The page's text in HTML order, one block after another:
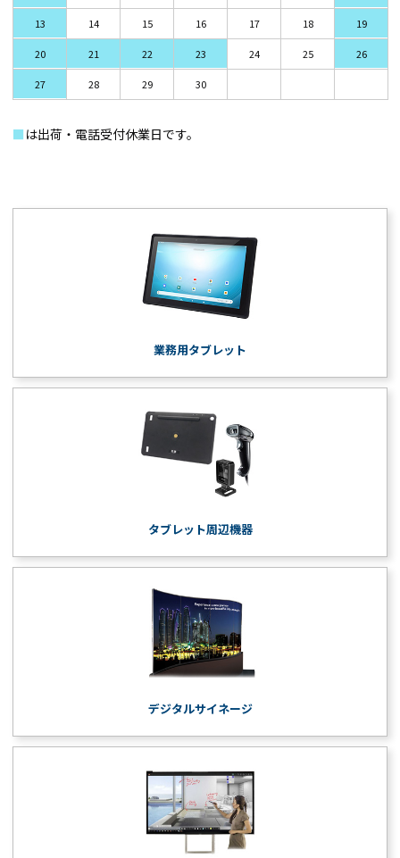
13 14 15 16 17 18 19
20 21 22 23 24 25 26
27 28 29 30
■ は出荷・電話受付休業日です。
業務用タブレット
タブレット周辺機器
デジタルサイネージ